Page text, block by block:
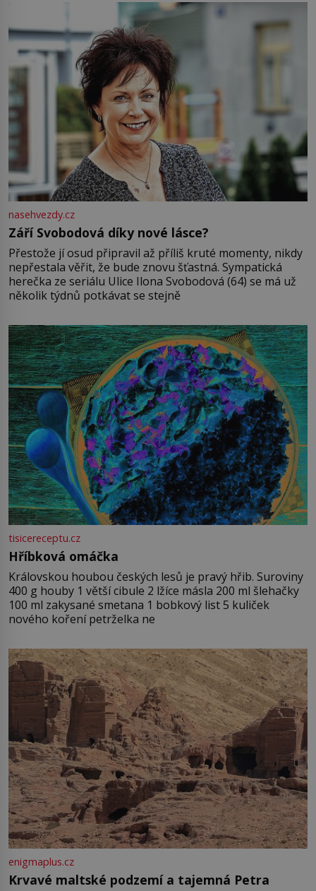
nasehvezdy.cz
Září Svobodová díky nové lásce?
Přestože jí osud připravil až příliš kruté momenty, nikdy
nepřestala věřit, že bude znovu šťastná. Sympatická
herečka ze seriálu Ulice Ilona Svobodová (64) se má už
několik týdnů potkávat se stejně
tisicereceptu.cz
Hříbková omáčka
Královskou houbou českých lesů je pravý hřib. Suroviny
400 g houby 1 větší cibule 2 lžíce másla 200 ml šlehačky
100 ml zakysané smetana 1 bobkový list 5 kuliček
nového koření petrželka ne
enigmaplus.cz
Krvavé maltské podzemí a tajemná Petra